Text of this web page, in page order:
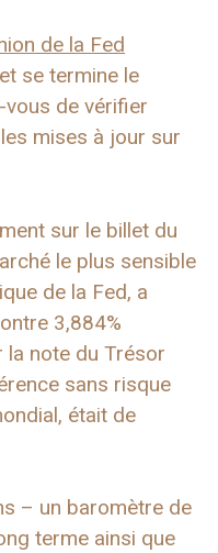
de la Fed
se termine le
de vérifier
mises à jour sur
sur le billet du
le plus sensible
de la Fed, a
3,884%
la note du Trésor
sans risque
était de
– un baromètre de
terme ainsi que